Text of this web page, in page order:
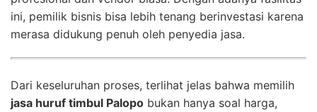
ini, pemilik bisnis bisa lebih tenang berinvestasi karena
merasa didukung penuh oleh penyedia jasa.
Dari keseluruhan proses, terlihat jelas bahwa memilih
jasa huruf timbul Palopo bukan hanya soal harga,